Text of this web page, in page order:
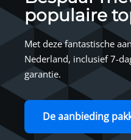
populaire
Met deze fantastische
Nederland, inclusief 7-
garantie.
De aanbieding